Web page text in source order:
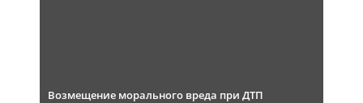
Возмещение морального вреда при ДТП